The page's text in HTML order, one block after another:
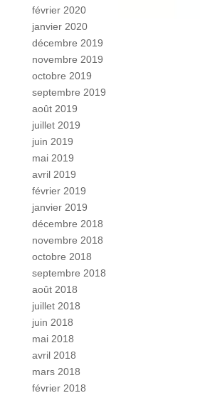
février 2020
janvier 2020
décembre 2019
novembre 2019
octobre 2019
septembre 2019
août 2019
juillet 2019
juin 2019
mai 2019
avril 2019
février 2019
janvier 2019
décembre 2018
novembre 2018
octobre 2018
septembre 2018
août 2018
juillet 2018
juin 2018
mai 2018
avril 2018
mars 2018
février 2018